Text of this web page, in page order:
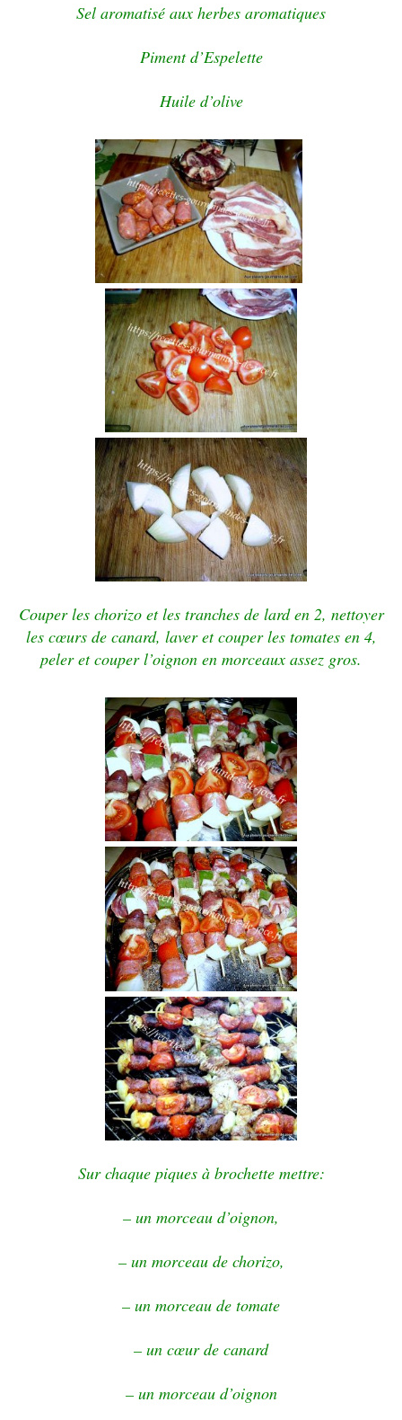
Sel aromatisé aux herbes aromatiques
Piment d’Espelette
Huile d’olive
Couper les chorizo et les tranches de lard en 2, nettoyer
les cœurs de canard, laver et couper les tomates en 4,
peler et couper l’oignon en morceaux assez gros.
Sur chaque piques à brochette mettre:
– un morceau d’oignon,
– un morceau de chorizo,
– un morceau de tomate
– un cœur de canard
– un morceau d’oignon